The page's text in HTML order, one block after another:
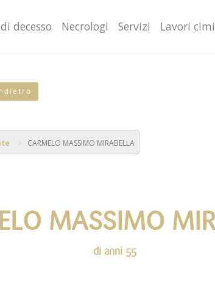
decesso Necrologi Servizi Lavori
CARMELO MASSIMO MIRABELLA
MASSIMO
di anni 55
ed utili alle finalità illustrate nella
altra maniera, acconsenti all’uso dei cookie.